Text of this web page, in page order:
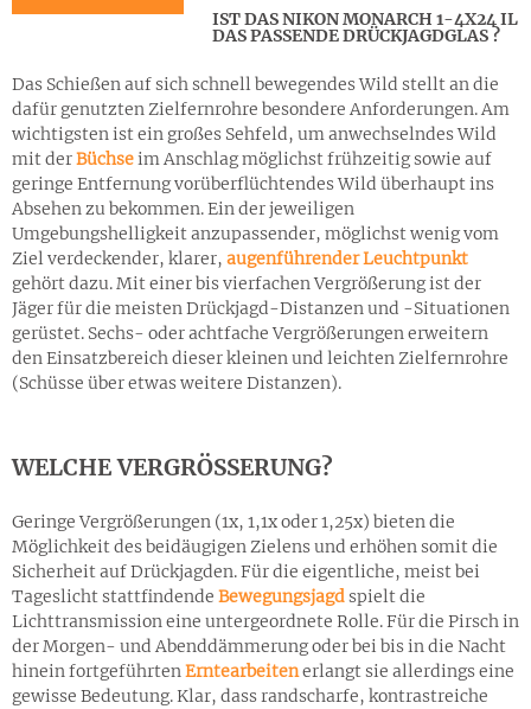
IST DAS NIKON MONARCH 1-4X24 IL
DAS PASSENDE DRÜCKJAGDGLAS ?
Das Schießen auf sich schnell bewegendes Wild stellt an die
dafür genutzten Zielfernrohre besondere Anforderungen. Am
wichtigsten ist ein großes Sehfeld, um anwechselndes Wild
mit derBüchseim Anschlag möglichst frühzeitig sowie auf
geringe Entfernung vorüberflüchtendes Wild überhaupt ins
Absehen zu bekommen. Ein der jeweiligen
Umgebungshelligkeit anzupassender, möglichst wenig vom
Ziel verdeckender, klarer, augenführender Leuchtpunkt
gehört dazu. Mit einer bis vierfachen Vergrößerung ist der
Jäger für die meisten Drückjagd-Distanzen und -Situationen
gerüstet. Sechs- oder achtfache Vergrößerungen erweitern
den Einsatzbereich dieser kleinen und leichten Zielfernrohre
(Schüsse über etwas weitere Distanzen).
WELCHE VERGRÖSSERUNG?
Geringe Vergrößerungen (1x, 1,1x oder 1,25x) bieten die
Möglichkeit des beidäugigen Zielens und erhöhen somit die
Sicherheit auf Drückjagden. Für die eigentliche, meist bei
Tageslicht stattfindende Bewegungsjagdspielt die
Lichttransmission eine untergeordnete Rolle. Für die Pirsch in
der Morgen- und Abenddämmerung oder bei bis in die Nacht
hinein fortgeführtenErntearbeitenerlangt sie allerdings eine
gewisse Bedeutung. Klar, dass randscharfe, kontrastreiche